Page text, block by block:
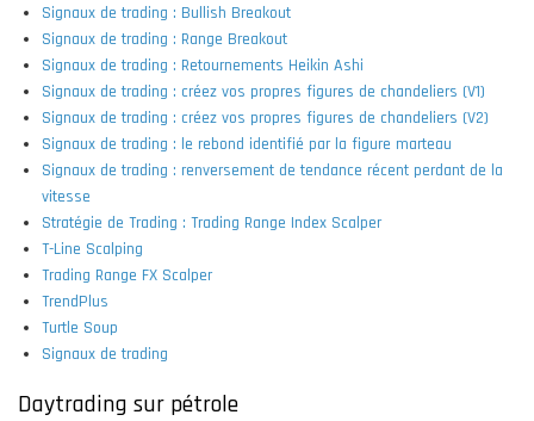
Signaux de trading : Bullish Breakout
Signaux de trading : Range Breakout
Signaux de trading : Retournements Heikin Ashi
Signaux de trading : créez vos propres figures de chandeliers (V1)
Signaux de trading : créez vos propres figures de chandeliers (V2)
Signaux de trading : le rebond identifié par la figure marteau
Signaux de trading : renversement de tendance récent perdant de la
vitesse
Stratégie de Trading : Trading Range Index Scalper
T-Line Scalping
Trading Range FX Scalper
TrendPlus
Turtle Soup
Signaux de trading
Daytrading sur pétrole